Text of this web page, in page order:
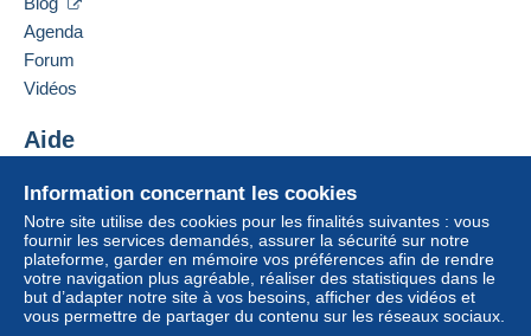
Un paiement ne passant pas par
paiement integré au site
vendeur à l’acheteur. Un achat non payé peut
entraîner des conséquences au niveau du compte
Si les conditions de vente du vendeur comportent
considérer comme nulles et non avenues. Les
conditions de paiement du site Delcampe, telles
que définies dans lesconditions d’utilisation , sont
les seules applicables.
Les achats doivent être payés dans les 14 jours
Ajouter ce vendeur aux favoris
Information concernant les cookies
Notre site utilise des cookies pour les finalités suivantes : vous
fournir les services demandés, assurer la sécurité sur notre
plateforme, garder en mémoire vos préférences afin de rendre
votre navigation plus agréable, réaliser des statistiques dans le
but d’adapter notre site à vos besoins, afficher des vidéos et
vous permettre de partager du contenu sur les réseaux sociaux.
Agenda
Forum
Vidéos
Aide
Acheter sur Delcampe
Vendre sur Delcampe
Un site sécurisé